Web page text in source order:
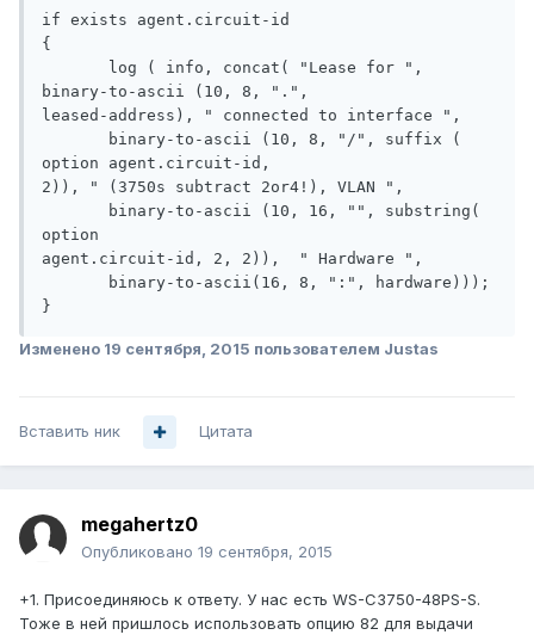
if exists agent.circuit-id
{
binary-to-ascii (10, 8, ".",
leased-address), " connected to interface ",
option agent.circuit-id,
2)), " (3750s subtract 2or4!), VLAN ",
option
agent.circuit-id, 2, 2)),  " Hardware ",
}
Изменено 19 сентября, 2015 пользователем Justas
Вставить ник Цитата
megahertz0
Опубликовано 19 сентября, 2015
+1. Присоединяюсь к ответу. У нас есть WS-C3750-48PS-S.
Тоже в ней пришлось использовать опцию 82 для выдачи